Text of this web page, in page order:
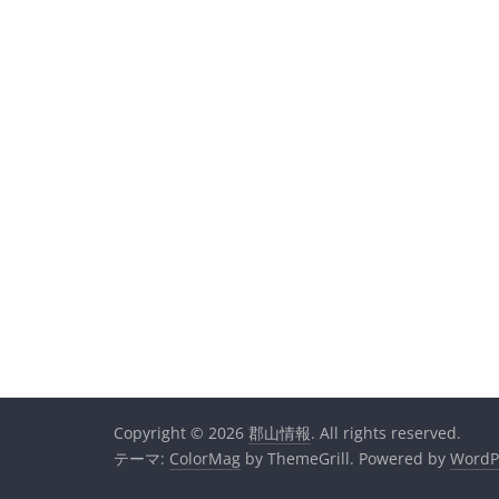
Copyright © 2026 郡山情報. All rights reserved.
テーマ: ColorMag by ThemeGrill. Powered by